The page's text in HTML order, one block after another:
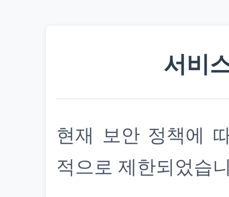
서비
현재 보안 정책에
적으로 제한되었습